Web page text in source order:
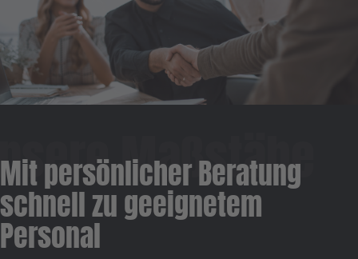
Mit persönlicher Beratung
schnell zu geeignetem
Personal